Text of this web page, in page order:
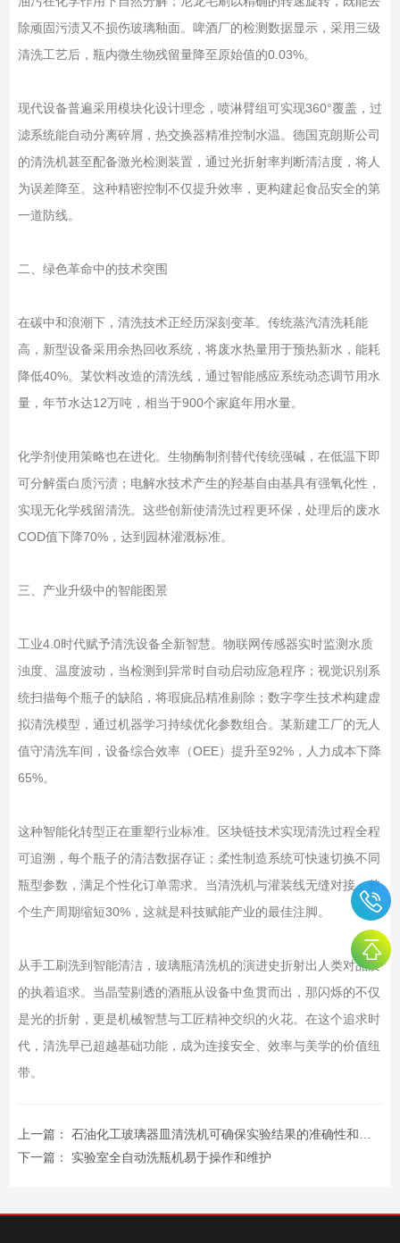
除顽固污渍又不损伤玻璃釉面。啤酒厂的检测数据显示，采用三级
清洗工艺后，瓶内微生物残留量降至原始值的0.03%。
现代设备普遍采用模块化设计理念，喷淋臂组可实现360°覆盖，过
滤系统能自动分离碎屑，热交换器精准控制水温。德国克朗斯公司
的清洗机甚至配备激光检测装置，通过光折射率判断清洁度，将人
为误差降至。这种精密控制不仅提升效率，更构建起食品安全的第
一道防线。
二、绿色革命中的技术突围
在碳中和浪潮下，清洗技术正经历深刻变革。传统蒸汽清洗耗能
高，新型设备采用余热回收系统，将废水热量用于预热新水，能耗
降低40%。某饮料改造的清洗线，通过智能感应系统动态调节用水
量，年节水达12万吨，相当于900个家庭年用水量。
化学剂使用策略也在进化。生物酶制剂替代传统强碱，在低温下即
可分解蛋白质污渍；电解水技术产生的羟基自由基具有强氧化性，
实现无化学残留清洗。这些创新使清洗过程更环保，处理后的废水
COD值下降70%，达到园林灌溉标准。
三、产业升级中的智能图景
工业4.0时代赋予清洗设备全新智慧。物联网传感器实时监测水质
浊度、温度波动，当检测到异常时自动启动应急程序；视觉识别系
统扫描每个瓶子的缺陷，将瑕疵品精准剔除；数字孪生技术构建虚
拟清洗模型，通过机器学习持续优化参数组合。某新建工厂的无人
值守清洗车间，设备综合效率（OEE）提升至92%，人力成本下降
65%。
这种智能化转型正在重塑行业标准。区块链技术实现清洗过程全程
可追溯，每个瓶子的清洁数据存证；柔性制造系统可快速切换不同
瓶型参数，满足个性化订单需求。当清洗机与灌装线无缝对接，整
个生产周期缩短30%，这就是科技赋能产业的最佳注脚。
从手工刷洗到智能清洁，玻璃瓶清洗机的演进史折射出人类对品质
的执着追求。当晶莹剔透的酒瓶从设备中鱼贯而出，那闪烁的不仅
是光的折射，更是机械智慧与工匠精神交织的火花。在这个追求时
代，清洗早已超越基础功能，成为连接安全、效率与美学的价值纽
带。
上一篇： 石油化工玻璃器皿清洗机可确保实验结果的准确性和可靠性
下一篇： 实验室全自动洗瓶机易于操作和维护